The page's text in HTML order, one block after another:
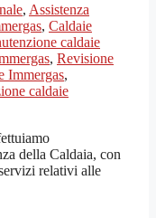
, Assistenza
, Caldaie
caldaie
, Revisione
Immergas,
caldaie
della Caldaia, con
relativi alle